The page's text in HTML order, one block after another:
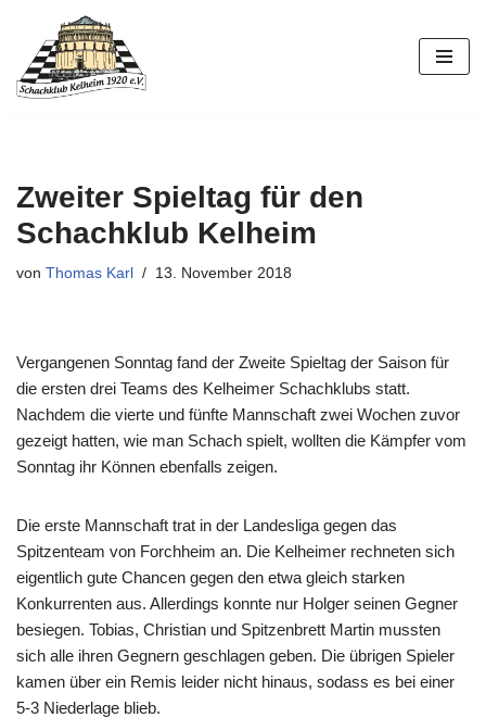
Zum
Inhalt
Zweiter Spieltag für den
Schachklub Kelheim
von Thomas Karl 13. November 2018
Vergangenen Sonntag fand der Zweite Spieltag der Saison für
die ersten drei Teams des Kelheimer Schachklubs statt.
Nachdem die vierte und fünfte Mannschaft zwei Wochen zuvor
gezeigt hatten, wie man Schach spielt, wollten die Kämpfer vom
Sonntag ihr Können ebenfalls zeigen.
Die erste Mannschaft trat in der Landesliga gegen das
Spitzenteam von Forchheim an. Die Kelheimer rechneten sich
eigentlich gute Chancen gegen den etwa gleich starken
Konkurrenten aus. Allerdings konnte nur Holger seinen Gegner
besiegen. Tobias, Christian und Spitzenbrett Martin mussten
sich alle ihren Gegnern geschlagen geben. Die übrigen Spieler
kamen über ein Remis leider nicht hinaus, sodass es bei einer
5-3 Niederlage blieb.